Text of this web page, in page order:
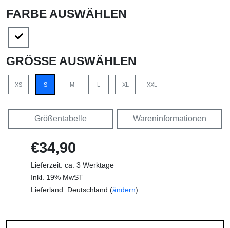
FARBE AUSWÄHLEN
GRÖSSE AUSWÄHLEN
XS S M L XL XXL
Größentabelle Wareninformationen
€34,90
Lieferzeit: ca. 3 Werktage
Inkl. 19% MwST
Lieferland: Deutschland (ändern)